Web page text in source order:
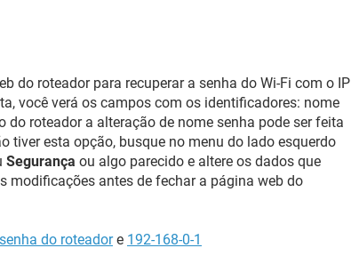
do roteador para recuperar a senha do Wi-Fi com o IP
você verá os campos com os identificadores: nome
do roteador a alteração de nome senha pode ser feita
tiver esta opção, busque no menu do lado esquerdo
Segurança ou algo parecido e altere os dados que
modificações antes de fechar a página web do
do roteadore 192-168-0-1